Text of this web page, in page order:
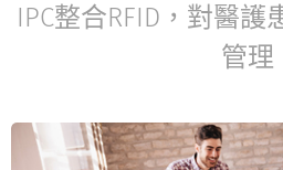
IPC整合RFID，對醫
管理